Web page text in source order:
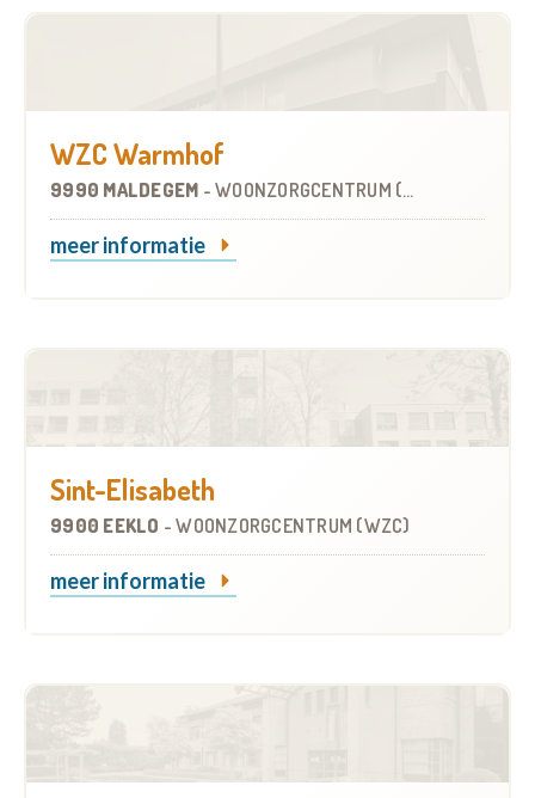
WZC Warmhof
9990 MALDEGEM - WOONZORGCENTRUM (WZC)
meer informatie
Sint-Elisabeth
9900 EEKLO -WOONZORGCENTRUM (WZC)
meer informatie